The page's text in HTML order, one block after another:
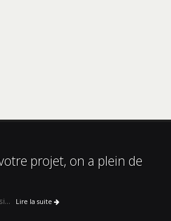
projet, on a plein de
Lire la suite